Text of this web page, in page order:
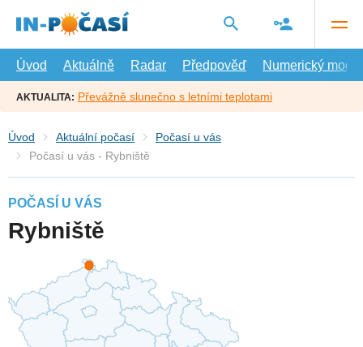
hlavní
Úvod
Aktuálně Radar Předpověď Numerický model
AKTUALITA: Převážně slunečno s letními teplotami
Úvod Aktuální počasí
Počasí u vás
Počasí u vás - Rybniště
POČASÍ U VÁS
Rybniště